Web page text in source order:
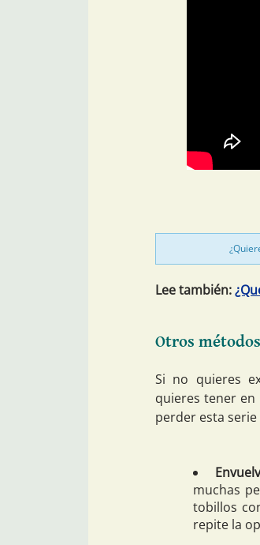
Lee también:
Otros
Si no quieres
quieres tener en
perder esta
muchas
tobillos
repite la